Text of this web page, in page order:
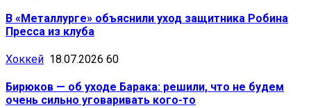
В «Металлурге» объяснили уход защитника Робина
Пресса из клуба
Хоккей 18.07.2026 60
Бирюков — об уходе Барака: решили, что не будем
очень сильно уговаривать кого-то